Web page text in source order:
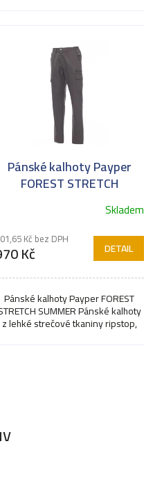
Pánské kalhoty Payper
FOREST STRETCH
Skladem
Kč bez DPH
Kč DETAIL
Pánské kalhoty Payper FOREST
SUMMER Pánské kalhoty
z lehké strečové tkaniny ripstop,